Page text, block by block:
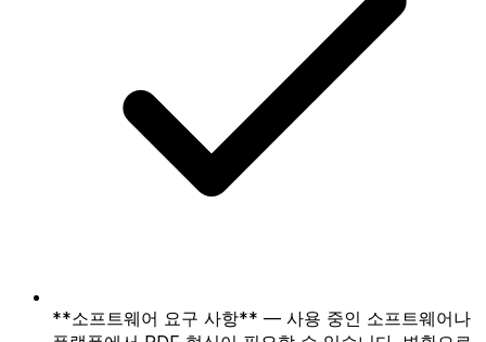
**소프트웨어 요구 사항** — 사용 중인 소프트웨어나